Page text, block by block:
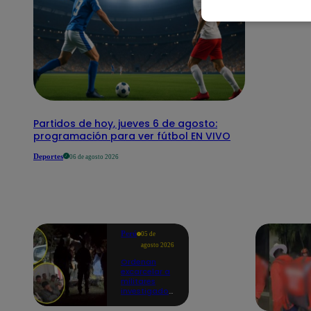
Partidos de hoy, jueves 6 de agosto:
programación para ver fútbol EN VIVO
Deportes 06 de agosto 2026
Perú
05 de
agosto 2026
Ordenan
excarcelar a
militares
investigados